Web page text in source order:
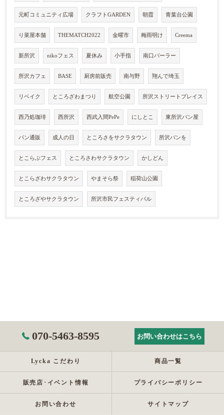
元町コミュニティ広場 クラフトGARDEN 朝霞 青葉台公園
り菜屋本舗 THEMATCH2022 金曜市 梅雨明け Creema
新所沢 nikoフェス 夏休み 小手指 南口パーラー
所沢カフェ BASE 厨房前販売 南与野 翔んで埼玉
リベイク ところざわまつり 航空公園 所沢ストリートプレイス
西乃処珈琲 西所沢 西武入間PePe にしとこ 東所沢パン屋
パン通販 成人の日 ところさをサクラタウン 所沢パンを
とこらぶフェス ところさわサクラタウン かしどん
とこらざわサクラタウン やまそら祭 稲荷山公園
ところざやサクラタウン 所沢市民フェスティバル
070-5463-8595 お問い合わせはこちら
Lycka こだわり 商品一覧
販売店･イベント情報 プライバシーポリシー
お問い合わせ サイトマップ